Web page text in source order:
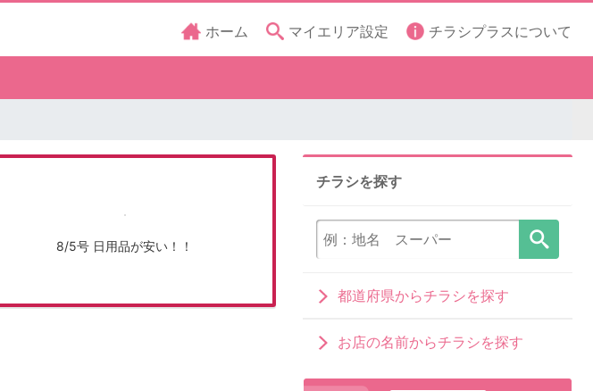
ホーム マイエリア設定 チラシプラスについて
8/5号 日用品が安い！！
チラシを探す
都道府県からチラシを探す
お店の名前からチラシを探す